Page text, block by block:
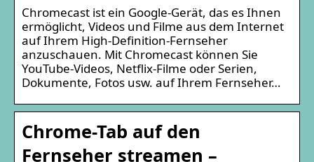
Chromecast ist ein Google-Gerät, das es Ihnen
ermöglicht, Videos und Filme aus dem Internet
auf Ihrem High-Definition-Fernseher
anzuschauen. Mit Chromecast können Sie
YouTube-Videos, Netflix-Filme oder Serien,
Dokumente, Fotos usw. auf Ihrem Fernseher…
Chrome-Tab auf den
Fernseher streamen –